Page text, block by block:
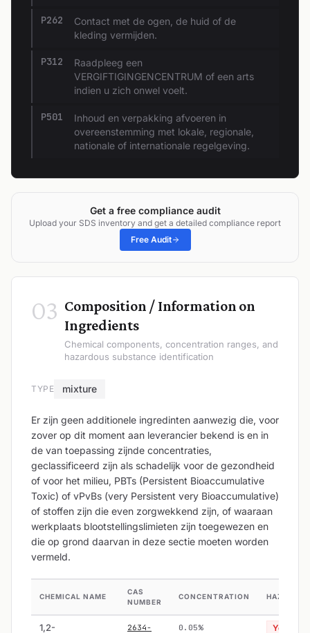
P262
Contact met de ogen, de huid of de
kleding vermijden.
P312
Raadpleeg een
VERGIFTIGINGENCENTRUM of een arts
indien u zich onwel voelt.
P501
Inhoud en verpakking afvoeren in
overeenstemming met lokale, regionale,
nationale of internationale regelgeving.
Get a free compliance audit
Upload your SDS inventory and get a detailed compliance report
Free Audit
03 Composition / Information on
Ingredients
Chemical components, concentration ranges, and
hazardous substance identification
TYPE mixture
Er zijn geen additionele ingredinten aanwezig die, voor
zover op dit moment aan leverancier bekend is en in
de van toepassing zijnde concentraties,
geclassificeerd zijn als schadelijk voor de gezondheid
of voor het milieu, PBTs (Persistent Bioaccumulative
Toxic) of vPvBs (very Persistent very Bioaccumulative)
of stoffen zijn die even zorgwekkend zijn, of waaraan
werkplaats blootstellingslimieten zijn toegewezen en
die op grond daarvan in deze sectie moeten worden
vermeld.
CHEMICAL NAME
CAS
NUMBER
CONCENTRATION
1,2-
2634-
0.05% Yes